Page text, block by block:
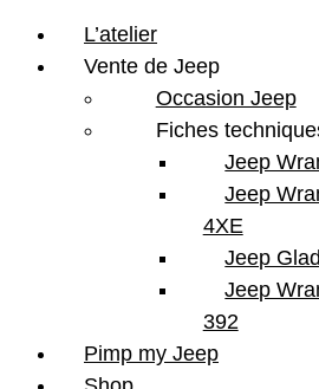
L’atelier
Vente de Jeep
Occasion Jeep
Fiches
Jeep
Jeep
4XE
Jeep
Jeep
392
Pimp my Jeep